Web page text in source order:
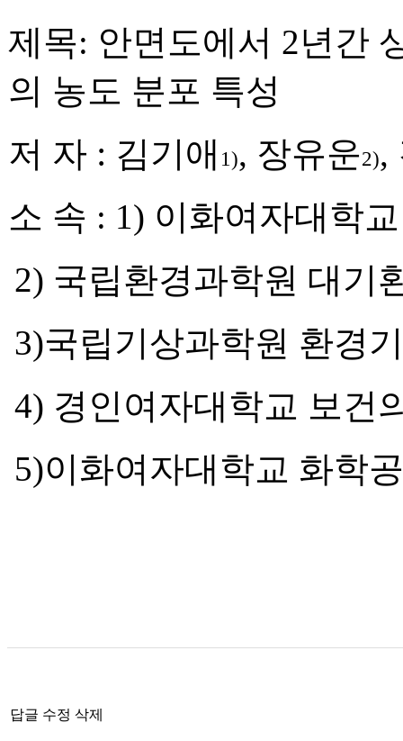
제목: 안면도에서 2년간
의 농도 분포 특성
저 자 : 김기애 1), 장유운2),
소 속 : 1) 이화여자대학
2) 국립환경과학원 대기
3)국립기상과학원 환경
4) 경인여자대학교 보건
5)이화여자대학교 화학
답글 수정 삭제